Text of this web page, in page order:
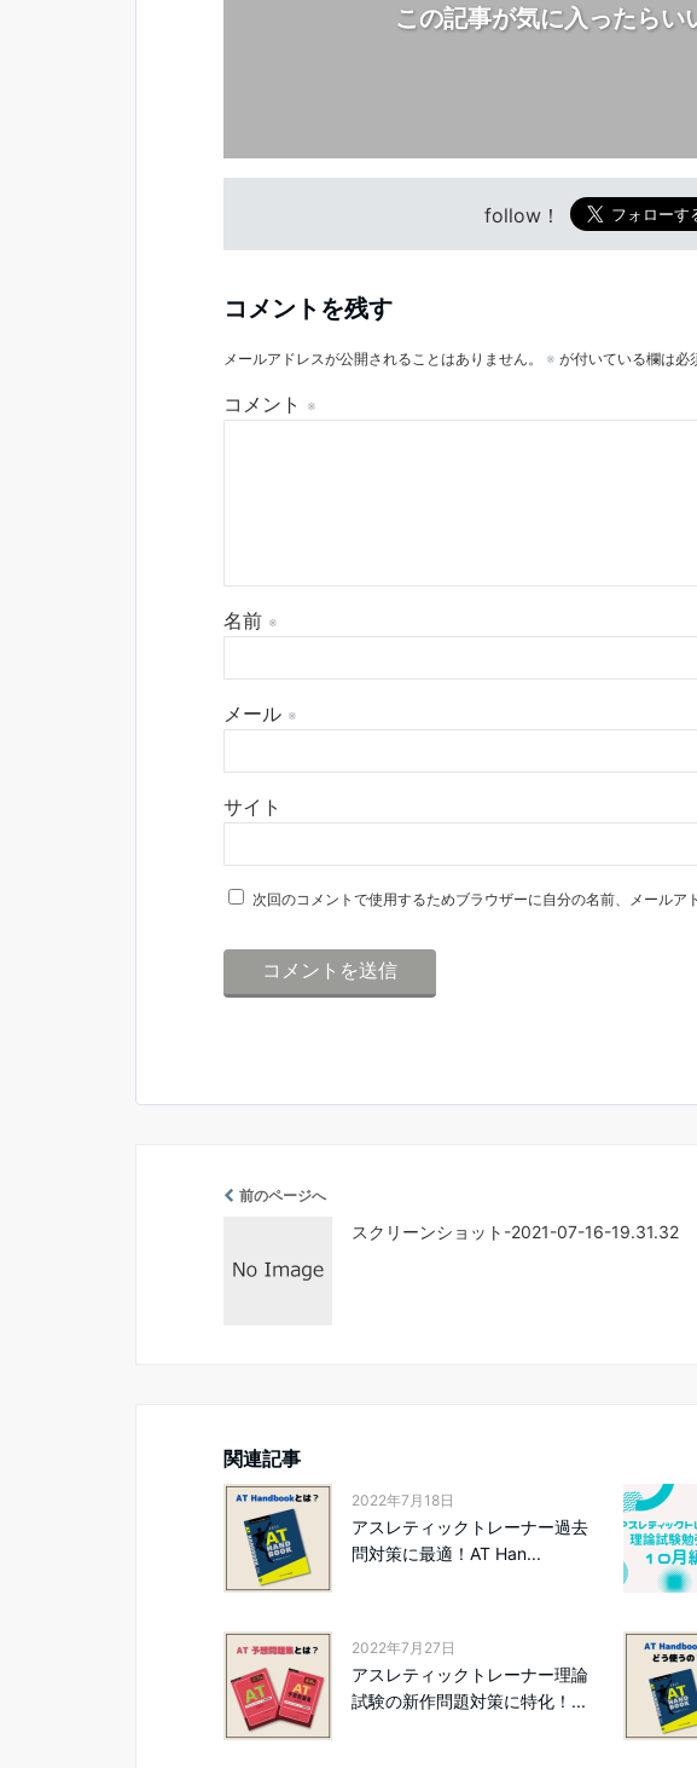
この記事が気に入ったらい
follow！
コメントを残す
メールアドレスが公開されることはありません。 ※ が付いている欄は必
コメント ※
名前 ※
メール ※
サイト
次回のコメントで使用するためブラウザーに自分の名前、メールア
前のページへ
スクリーンショット-2021-07-16-19.31.32
関連記事
2022年7月18日
アスレティックトレーナー過去
問対策に最適！AT Han...
2022年7月27日
アスレティックトレーナー理論
試験の新作問題対策に特化！...